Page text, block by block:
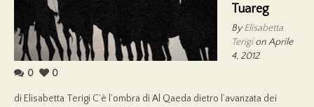
Tuareg
ByElisabetta
Terigion Aprile
4, 2012
0
0
di Elisabetta Terigi C’è l’ombra di Al Qaeda dietro l’avanzata dei